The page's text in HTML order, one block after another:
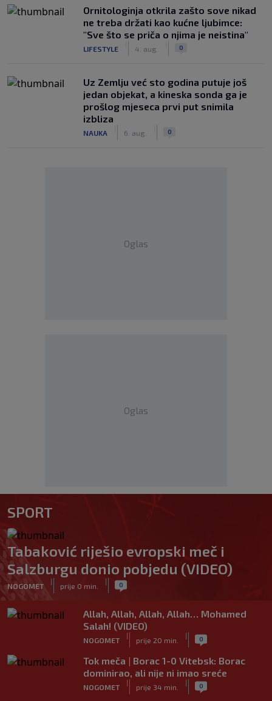
Ornitologinja otkrila zašto sove nikad
ne treba držati kao kućne ljubimce:
"Sve što se priča o njima je neistina"
LIFESTYLE 4. aug. 0
Uz Zemlju već sto godina putuje još
jedan objekat, a kineska sonda ga je
prošlog mjeseca prvi put snimila
izbliza
NAUKA 6. aug. 0
Oglas
Oglas
SPORT
Tabaković riješio evropski meč i
Salzburgu donio pobjedu (VIDEO)
NOGOMET
|
prije 0 min.
| 0
Allah, Allah, Allah, Allah… Mohamed
Salah! (VIDEO)
NOGOMET
|
prije 20 min.
| 0
Tok meča | Borac 1-0 Vitebsk: Borac
dominirao, ali nije ni imao sreće
NOGOMET
|
prije 34 min.
| 0